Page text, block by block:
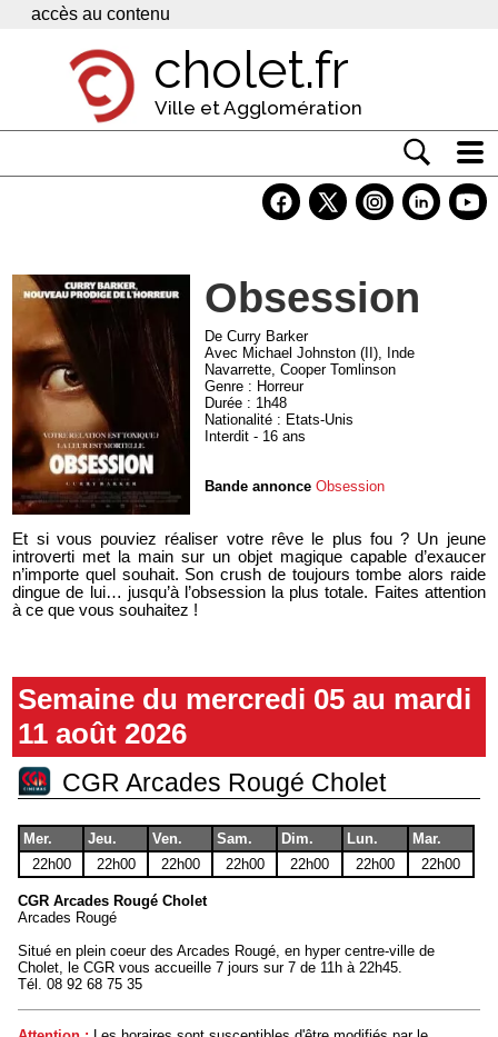
Panneau de gestion des cookies
accès au contenu
cholet.fr
Ville et Agglomération
Economie
Services
Contacts
Obsession
De Curry Barker
Avec Michael Johnston (II), Inde
Navarrette, Cooper Tomlinson
Genre : Horreur
Durée : 1h48
Nationalité : Etats-Unis
Interdit - 16 ans
Bande annonce Obsession
Et si vous pouviez réaliser votre rêve le plus fou ? Un jeune
introverti met la main sur un objet magique capable d’exaucer
n’importe quel souhait. Son crush de toujours tombe alors raide
dingue de lui… jusqu’à l’obsession la plus totale. Faites attention
à ce que vous souhaitez !
Semaine du mercredi 05 au mardi
11 août 2026
CGR Arcades Rougé Cholet
Mer. Jeu. Ven. Sam. Dim. Lun.
Mar.
22h00
22h00 22h00 22h00 22h00 22h00 22h00
CGR Arcades Rougé Cholet
Arcades Rougé
Situé en plein coeur des Arcades Rougé, en hyper centre-ville de
Cholet, le CGR vous accueille 7 jours sur 7 de 11h à 22h45.
Tél.08 92 68 75 35